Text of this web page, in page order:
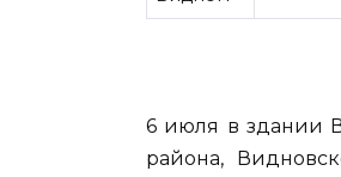
6 июля в здании
района,